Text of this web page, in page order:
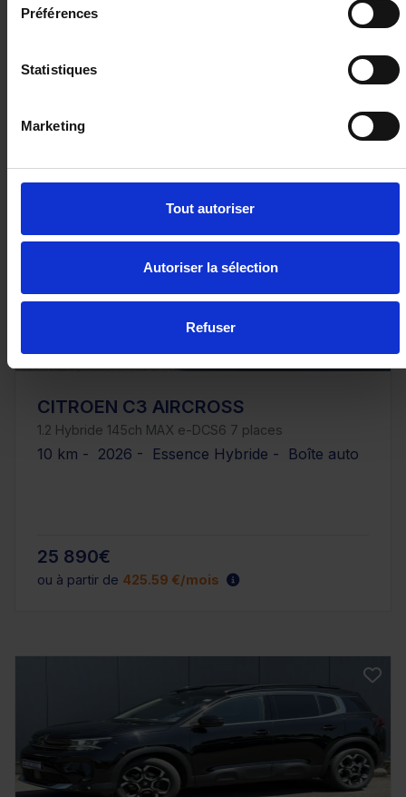
Préférences
Statistiques
Marketing
Tout autoriser
Autoriser la sélection
Refuser
33 080€
CITROEN C3 AIRCROSS
1.2 Hybride 145ch MAX e-DCS6 7 places
10 km - 2026 - Essence Hybride - Boîte auto
25 890€
ou à partir de 425.59 €/mois